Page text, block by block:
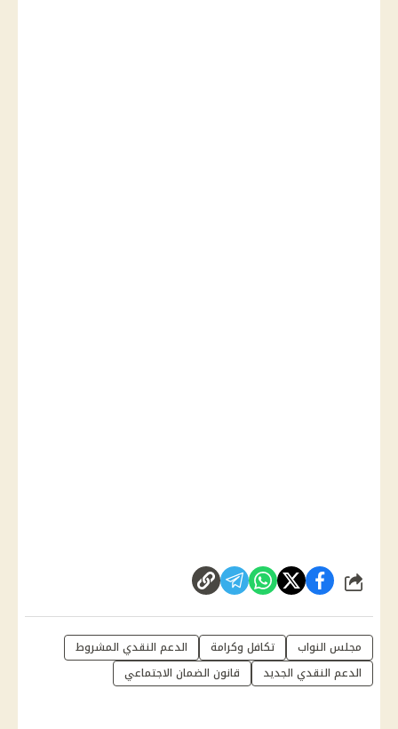
شارك
مجلس النواب تكافل وكرامة
الدعم النقدي المشروط
الدعم النقدي الجديد
قانون الضمان الاجتماعي